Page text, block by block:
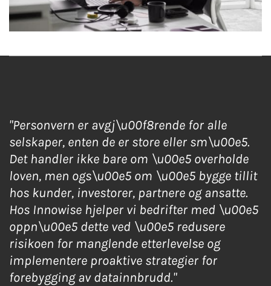
"Personvern er avgj\u00f8rende for alle
selskaper, enten de er store eller sm\u00e5.
Det handler ikke bare om \u00e5 overholde
loven, men ogs\u00e5 om \u00e5 bygge tillit
hos kunder, investorer, partnere og ansatte.
Hos Innowise hjelper vi bedrifter med \u00e5
oppn\u00e5 dette ved \u00e5 redusere
risikoen for manglende etterlevelse og
implementere proaktive strategier for
forebygging av datainnbrudd."